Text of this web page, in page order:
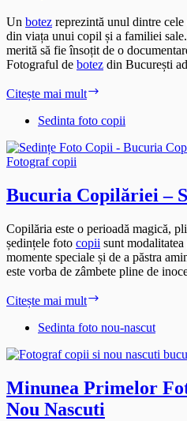
Un botez reprezintă unul dintre
din viața unui copil și a familiei
merită să fie însoțit de o
Fotograful de botez din București
Citește mai mult
București
Îmbrățișând
Unice
Sedinta foto copii
Bucuria Copilăriei –
Copilăria este o perioadă magică,
ședințele foto copii sunt
momente speciale și de a păstra
este vorba de zâmbete pline de
Citește mai mult
–
Foto
Sedinta foto nou-nascut
Minunea Primelor
Nou Nascuti